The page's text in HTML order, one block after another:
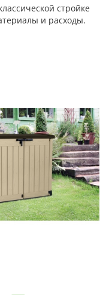
стройке
и расходы.